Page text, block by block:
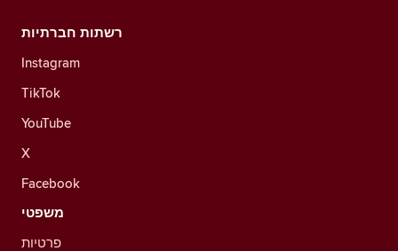
רשתות חברתיות
Instagram
TikTok
YouTube
X
Facebook
משפטי
פרטיות